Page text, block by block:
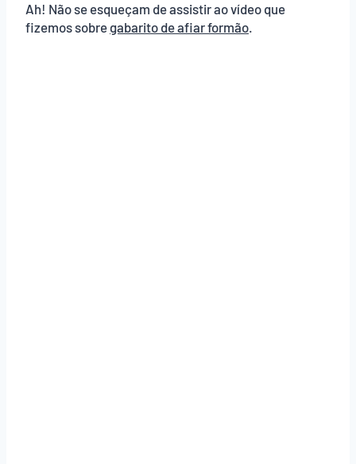
Ah! Não se esqueçam de assistir ao vídeo que
fizemos sobre gabarito de afiar formão.